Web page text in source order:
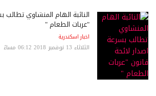
النائبة الهام المنشاوي تطالب
"عربات الطعام "
اخبار اسكندرية
الثلاثاء 13 نوفمبر 2018 06:12 مساءً